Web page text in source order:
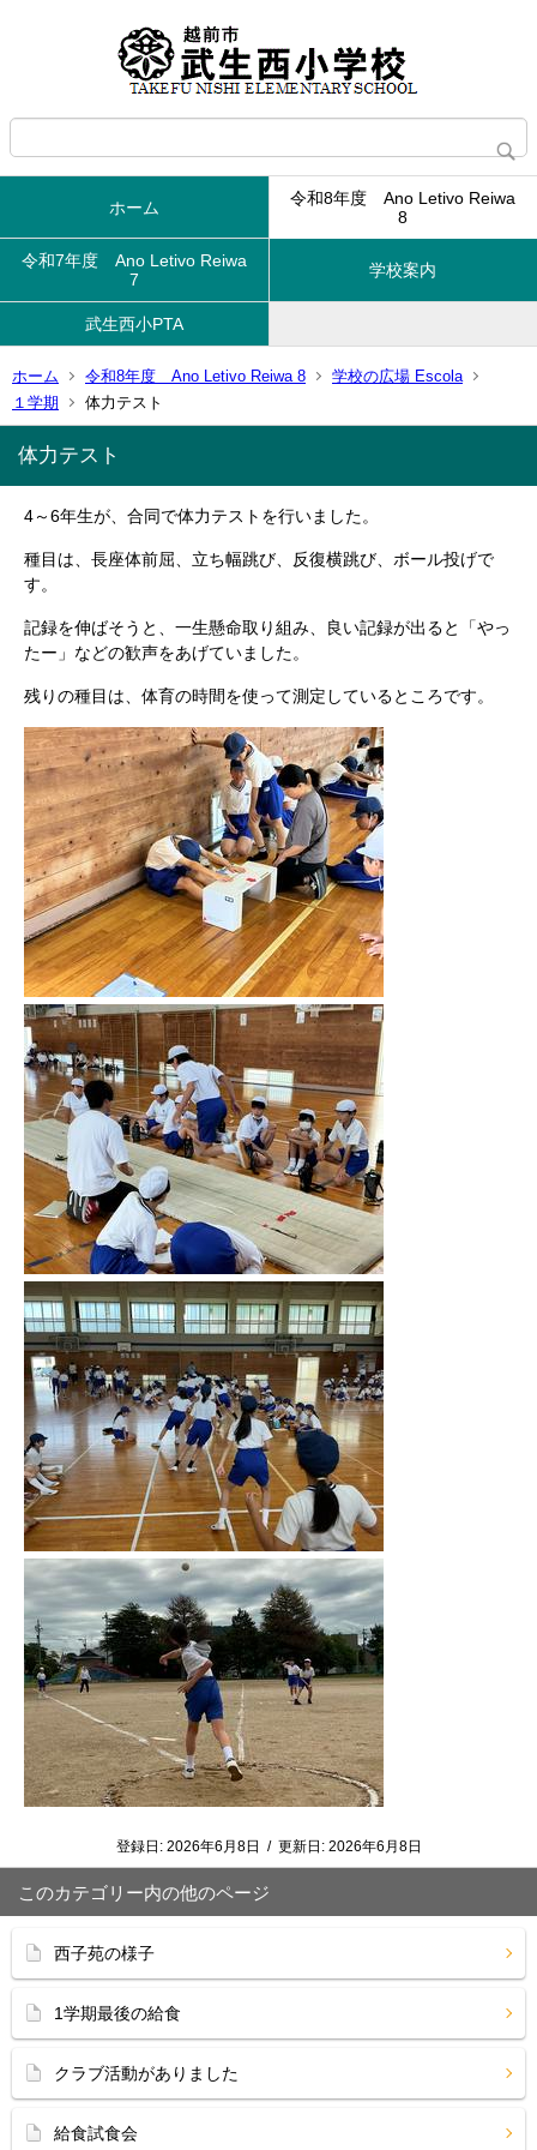
ホーム
令和8年度 Ano Letivo Reiwa
8
令和7年度 Ano Letivo Reiwa
7
学校案内
武生西小PTA
ホーム 令和8年度 Ano Letivo Reiwa 8
学校の広場 Escola
１学期
体力テスト
体力テスト
4～6年生が、合同で体力テストを行いました。
種目は、長座体前屈、立ち幅跳び、反復横跳び、ボール投げで
す。
記録を伸ばそうと、一生懸命取り組み、良い記録が出ると「やっ
たー」などの歓声をあげていました。
残りの種目は、体育の時間を使って測定しているところです。
登録日: 2026年6月8日 / 更新日: 2026年6月8日
このカテゴリー内の他のページ
西子苑の様子
1学期最後の給食
クラブ活動がありました
給食試食会